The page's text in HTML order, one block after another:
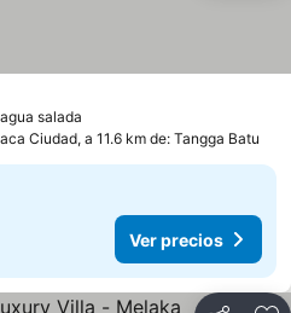
salada
Ciudad, a 11.6 km de: Tangga Batu
Ver precios